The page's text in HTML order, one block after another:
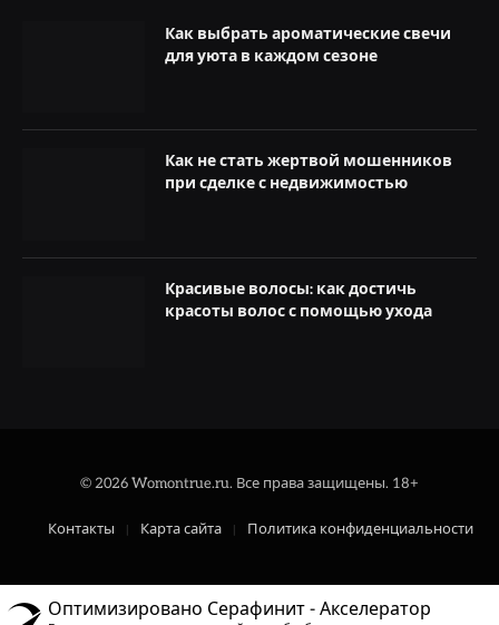
Как выбрать ароматические свечи
для уюта в каждом сезоне
Как не стать жертвой мошенников
при сделке с недвижимостью
Красивые волосы: как достичь
красоты волос с помощью ухода
© 2026 Womontrue.ru. Все права защищены. 18+
Контакты Карта сайта Политика конфиденциальности
Оптимизировано Серафинит - Акселератор